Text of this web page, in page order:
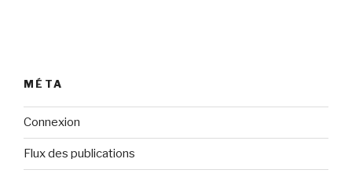
MÉTA
Connexion
Flux des publications